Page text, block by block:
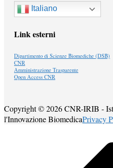
Italiano
Link esterni
Dipartimento di Scienze Biomediche (DSB)
CNR
Amministrazione Trasparente
Open Access CNR
Copyright © 2026 CNR-IRIB -
l'Innovazione BiomedicaPrivacy